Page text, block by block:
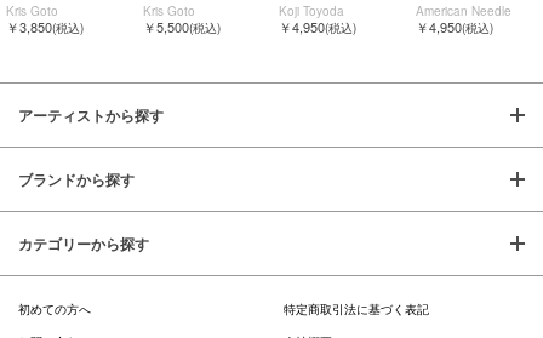
Kris Goto
￥3,850(税込)
Kris Goto
￥5,500(税込)
Koji Toyoda
￥4,950(税込)
American Needle
￥4,950(税込)
アーティストから探す
ブランドから探す
カテゴリーから探す
初めての方へ
特定商取引法に基づく表記